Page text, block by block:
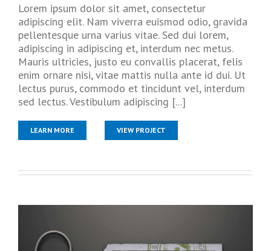
Lorem ipsum dolor sit amet, consectetur
adipiscing elit. Nam viverra euismod odio, gravida
pellentesque urna varius vitae. Sed dui lorem,
adipiscing in adipiscing et, interdum nec metus.
Mauris ultricies, justo eu convallis placerat, felis
enim ornare nisi, vitae mattis nulla ante id dui. Ut
lectus purus, commodo et tincidunt vel, interdum
sed lectus. Vestibulum adipiscing [...]
LEARN MORE VIEW PROJECT